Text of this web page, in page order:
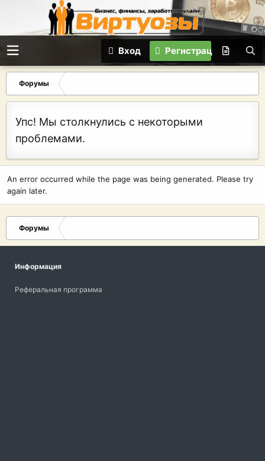
Вход Регистрация
Форумы
Упс! Мы столкнулись с некоторыми
проблемами.
An error occurred while the page was being generated. Please try
again later.
Форумы
Информация
Реферальная программа